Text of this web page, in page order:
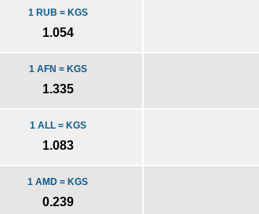
1 RUB = KGS
1.054
1 AFN = KGS
1.335
1 ALL = KGS
1.083
1 AMD = KGS
0.239